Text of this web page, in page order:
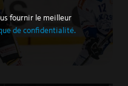
fournir le meilleur
de confidentialité.